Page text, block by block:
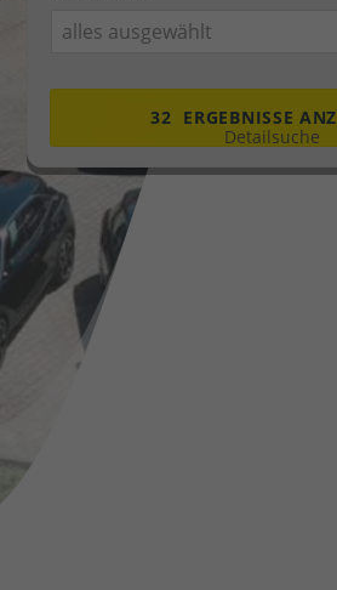
alles ausgewählt
32 ERGEBNISSE
Detailsuche